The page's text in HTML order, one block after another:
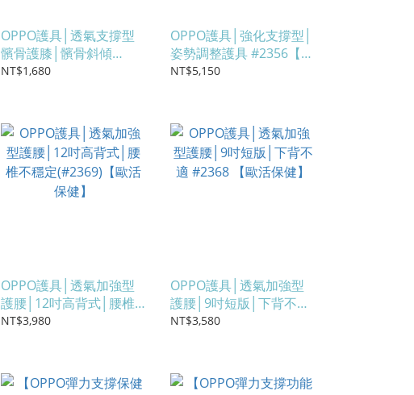
OPPO護具│透氣支撐型
髕骨護膝│髕骨斜傾
#2320【歐活保健】
NT$1,680
OPPO護具│強化支撐型│
姿勢調整護具 #2356【歐
活保健】
NT$5,150
OPPO護具│透氣加強型
護腰│12吋高背式│腰椎
不穩定(#2369)【歐活保
NT$3,980
OPPO護具│透氣加強型
護腰│9吋短版│下背不適
#2368 【歐活保健】
NT$3,580